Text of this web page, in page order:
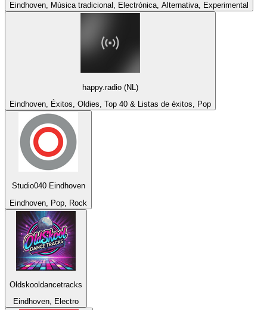
Eindhoven, Música tradicional, Electrónica, Alternativa, Experimental
happy.radio (NL)
Eindhoven, Éxitos, Oldies, Top 40 & Listas de éxitos, Pop
Studio040 Eindhoven
Eindhoven, Pop, Rock
Oldskooldancetracks
Eindhoven, Electro